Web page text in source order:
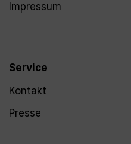
Impressum
Service
Kontakt
Presse